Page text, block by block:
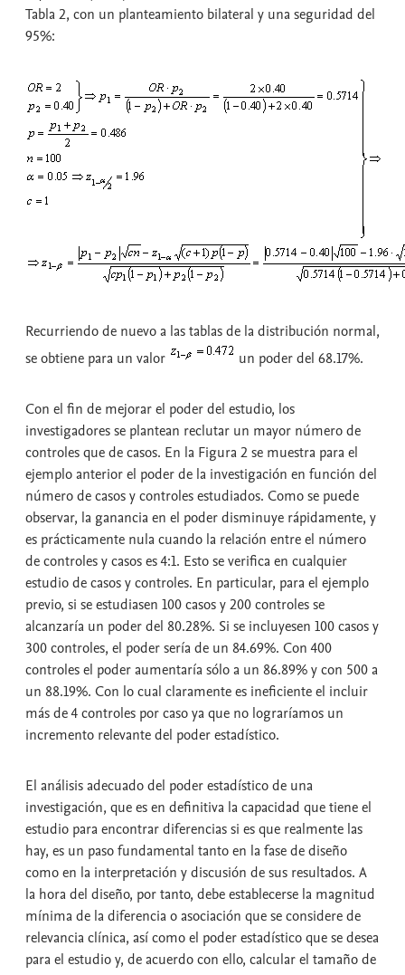
Tabla 2, con un planteamiento bilateral y una seguridad del
95%:
Recurriendo de nuevo a las tablas de la distribución normal,
se obtiene para un valor
un poder del 68.17%.
Con el fin de mejorar el poder del estudio, los
investigadores se plantean reclutar un mayor número de
controles que de casos. En la Figura 2 se muestra para el
ejemplo anterior el poder de la investigación en función del
número de casos y controles estudiados. Como se puede
observar, la ganancia en el poder disminuye rápidamente, y
es prácticamente nula cuando la relación entre el número
de controles y casos es 4:1. Esto se verifica en cualquier
estudio de casos y controles. En particular, para el ejemplo
previo, si se estudiasen 100 casos y 200 controles se
alcanzaría un poder del 80.28%. Si se incluyesen 100 casos y
300 controles, el poder sería de un 84.69%. Con 400
controles el poder aumentaría sólo a un 86.89% y con 500 a
un 88.19%. Con lo cual claramente es ineficiente el incluir
más de 4 controles por caso ya que no lograríamos un
incremento relevante del poder estadístico.
El análisis adecuado del poder estadístico de una
investigación, que es en definitiva la capacidad que tiene el
estudio para encontrar diferencias si es que realmente las
hay, es un paso fundamental tanto en la fase de diseño
como en la interpretación y discusión de sus resultados. A
la hora del diseño, por tanto, debe establecerse la magnitud
mínima de la diferencia o asociación que se considere de
relevancia clínica, así como el poder estadístico que se desea
para el estudio y, de acuerdo con ello, calcular el tamaño de